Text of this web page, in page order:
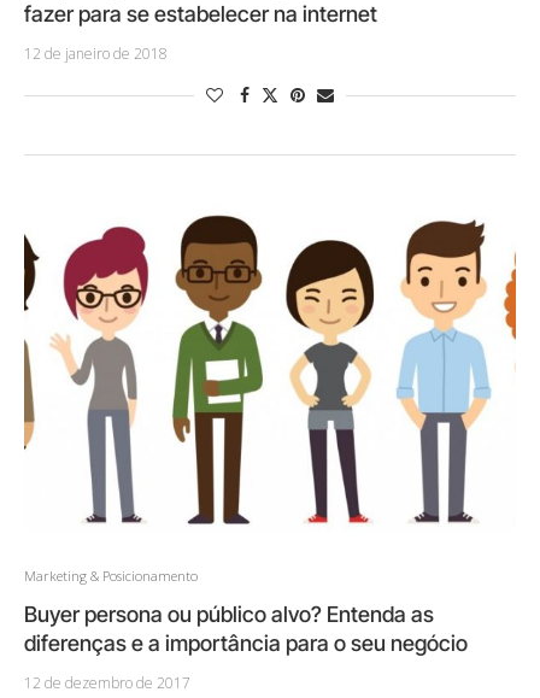
fazer para se estabelecer na internet
12 de janeiro de 2018
Marketing & Posicionamento
Buyer persona ou público alvo? Entenda as
diferenças e a importância para o seu negócio
12 de dezembro de 2017